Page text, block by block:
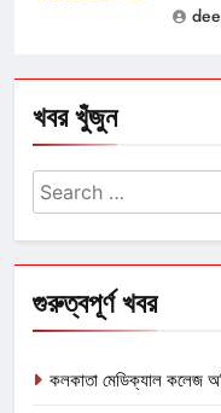
খবর খুঁজুন
Search
for:
গুরুত্বপূর্ণ খবর
কলকাতা মেডিক্যাল কলেজ